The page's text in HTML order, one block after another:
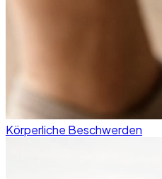
Körperliche Beschwerden